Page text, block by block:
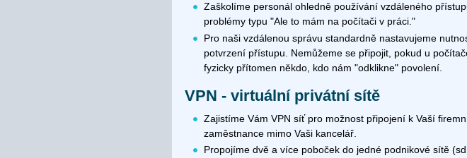
Zaškolíme personál ohledně používání vzdáleného
problémy typu "Ale to mám na počítači v práci."
Pro naši vzdálenou správu standardně nastavujeme
potvrzení přístupu. Nemůžeme se připojit, pokud u
fyzicky přítomen někdo, kdo nám "odklikne" povolení.
VPN - virtuální privátní sítě
Zajistíme Vám VPN síť pro možnost připojení k Vaší
zaměstnance mimo Vaši kancelář.
Propojíme dvě a více poboček do jedné podnikové sítě